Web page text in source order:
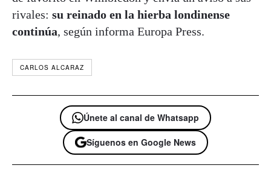
rivales: su reinado en la hierba londinense
continúa, según informa Europa Press.
CARLOS ALCARAZ
Únete al canal de Whatsapp
Síguenos en Google News